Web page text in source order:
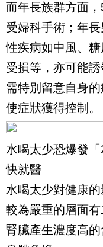
而年長族群方面
受婦科手術；年
性疾病如中風、
受損等，亦可能
需特別留意自身
使症狀獲得控制。
水喝太少恐爆發
快就醫
水喝太少對健康
較為嚴重的層面
腎臟產生濃度高